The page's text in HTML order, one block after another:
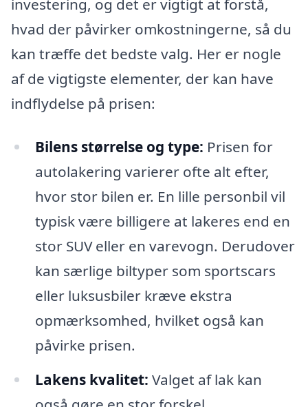
investering, og det er vigtigt at forstå,
hvad der påvirker omkostningerne, så du
kan træffe det bedste valg. Her er nogle
af de vigtigste elementer, der kan have
indflydelse på prisen:
Bilens størrelse og type: Prisen for
autolakering varierer ofte alt efter,
hvor stor bilen er. En lille personbil vil
typisk være billigere at lakeres end en
stor SUV eller en varevogn. Derudover
kan særlige biltyper som sportscars
eller luksusbiler kræve ekstra
opmærksomhed, hvilket også kan
påvirke prisen.
Lakens kvalitet: Valget af lak kan